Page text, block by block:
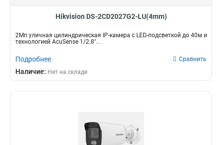
Hikvision DS-2CD2027G2-LU(4mm)
2Мп уличная цилиндрическая IP-камера с LED-подсветкой до 40м и
технологией AcuSense 1/2.8"...
Подробнее Сравнить
Наличие: Нет на складе